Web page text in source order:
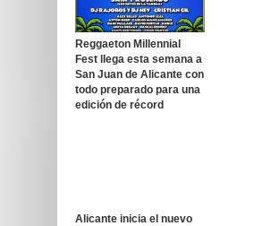
Reggaeton Millennial
Fest llega esta semana a
San Juan de Alicante con
todo preparado para una
edición de récord
Alicante inicia el nuevo